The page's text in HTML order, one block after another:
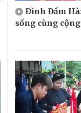
Đình Đầm
sống cùng